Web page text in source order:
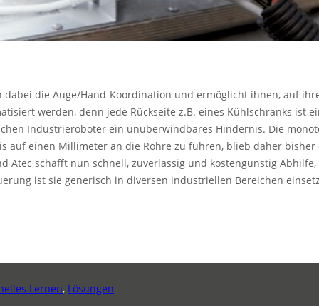
die Auge/Hand-Koordination und ermöglicht ihnen, auf
werden, denn jede Rückseite z.B. eines Kühlschranks ist
Industrieroboter ein unüberwindbares Hindernis. Die
auf einen Millimeter an die Rohre zu führen, blieb daher
Atec schafft nun schnell, zuverlässig und kostengünstig
ist sie generisch in diversen industriellen Bereichen
Lernen, Lösungen